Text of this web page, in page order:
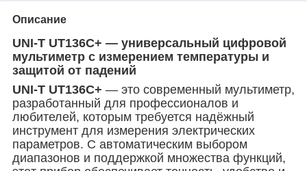
Описание
UNI-T UT136C+ — универсальный цифровой
мультиметр с измерением температуры и
защитой от падений
UNI-T UT136C+ — это современный мультиметр,
разработанный для профессионалов и
любителей, которым требуется надёжный
инструмент для измерения электрических
параметров. С автоматическим выбором
диапазонов и поддержкой множества функций,